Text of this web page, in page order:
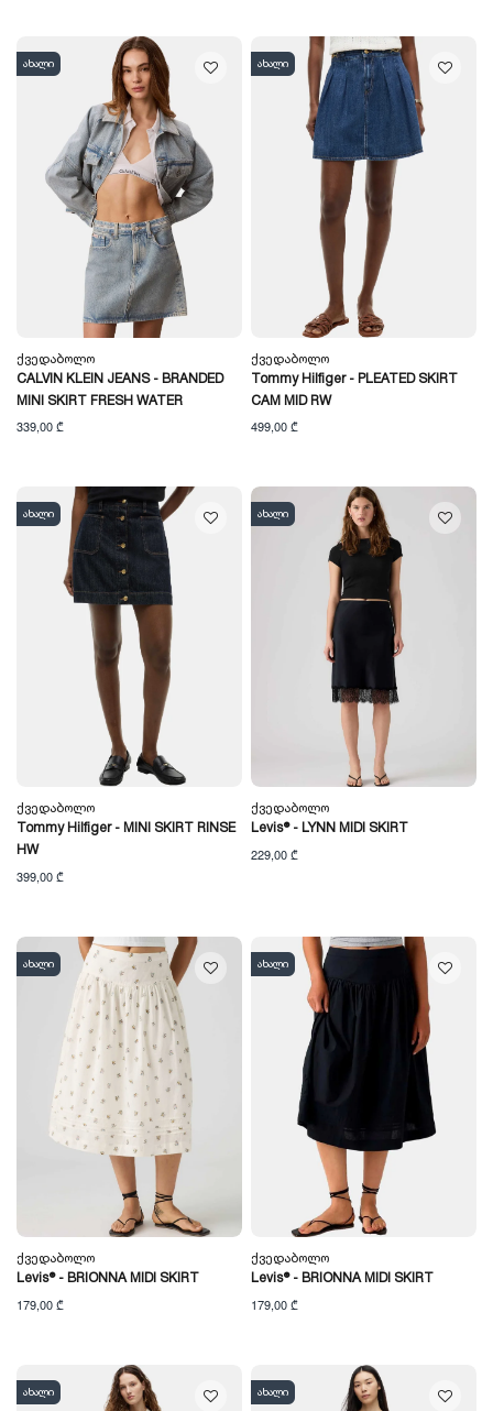
ახალი
Ქვედაბოლო
CALVIN KLEIN JEANS - BRANDED
MINI SKIRT FRESH WATER
339,00 ₾
ახალი
Ქვედაბოლო
Tommy Hilfiger - PLEATED SKIRT
CAM MID RW
499,00 ₾
ახალი
Ქვედაბოლო
Tommy Hilfiger - MINI SKIRT RINSE
HW
399,00 ₾
ახალი
Ქვედაბოლო
Levis® - LYNN MIDI SKIRT
229,00 ₾
ახალი
Ქვედაბოლო
Levis® - BRIONNA MIDI SKIRT
179,00 ₾
ახალი
Ქვედაბოლო
Levis® - BRIONNA MIDI SKIRT
179,00 ₾
ახალი ახალი